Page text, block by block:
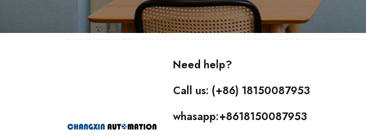
Need help?
Call us: (+86) 18150087953
whasapp:+8618150087953